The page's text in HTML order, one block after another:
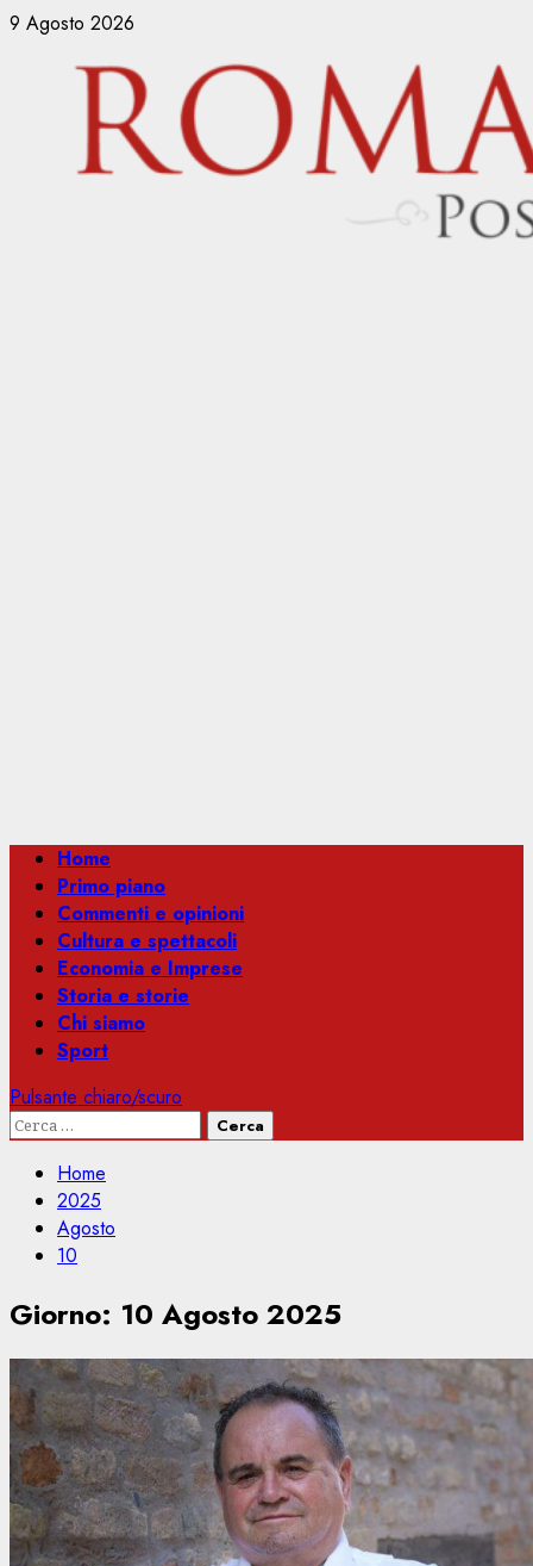
Vai
contenuto
9 Agosto 2026
Menu
principale
Home
Primo piano
Commenti e opinioni
Cultura e spettacoli
Economia e Imprese
Storia e storie
Chi siamo
Sport
Pulsante chiaro/scuro
Ricerca
Home
2025
Agosto
10
Giorno: 10 Agosto 2025